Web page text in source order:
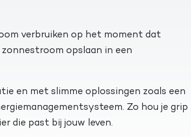
verbruiken op het moment dat
opslaan in een
en met slimme oplossingen zoals een
Zo hou je grip
die past bij jouw leven.